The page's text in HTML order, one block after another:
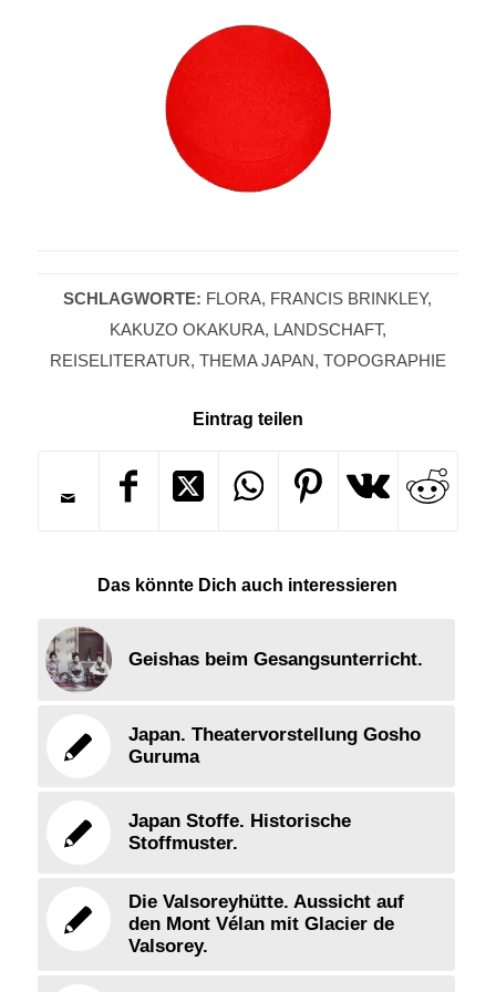
SCHLAGWORTE: FLORA, FRANCIS BRINKLEY,
KAKUZO OKAKURA, LANDSCHAFT,
REISELITERATUR, THEMA JAPAN, TOPOGRAPHIE
Eintrag teilen
Das könnte Dich auch interessieren
Geishas beim Gesangsunterricht.
Japan. Theatervorstellung Gosho
Guruma
Japan Stoffe. Historische
Stoffmuster.
Die Valsoreyhütte. Aussicht auf
den Mont Vélan mit Glacier de
Valsorey.